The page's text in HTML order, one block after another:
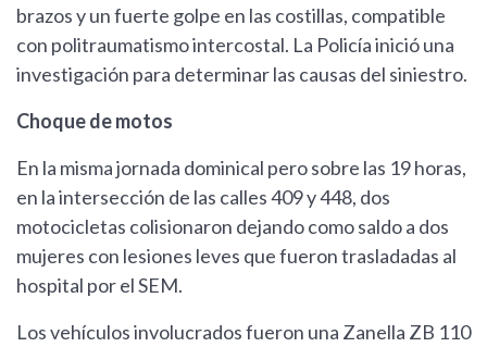
brazos y un fuerte golpe en las costillas, compatible
con politraumatismo intercostal. La Policía inició una
investigación para determinar las causas del siniestro.
Choque de motos
En la misma jornada dominical pero sobre las 19 horas,
en la intersección de las calles 409 y 448, dos
motocicletas colisionaron dejando como saldo a dos
mujeres con lesiones leves que fueron trasladadas al
hospital por el SEM.
Los vehículos involucrados fueron una Zanella ZB 110